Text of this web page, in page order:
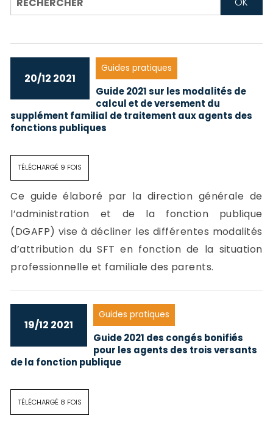
Guides pratiques
20/12 2021
Guide 2021 sur les modalités de
calcul et de versement du
supplément familial de traitement aux agents des
fonctions publiques
TÉLÉCHARGÉ 9 FOIS
Ce guide élaboré par la direction générale de
l’administration et de la fonction publique
(DGAFP) vise à décliner les différentes modalités
d’attribution du SFT en fonction de la situation
professionnelle et familiale des parents.
Guides pratiques
19/12 2021
Guide 2021 des congés bonifiés
pour les agents des trois versants
de la fonction publique
TÉLÉCHARGÉ 8 FOIS